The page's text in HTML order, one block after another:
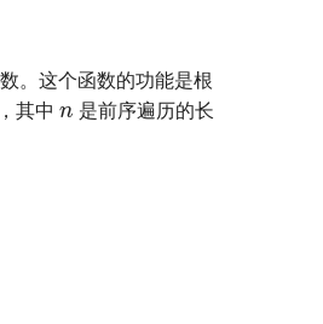
。这个函数的功能是根
，其中
n
是前序遍历的长